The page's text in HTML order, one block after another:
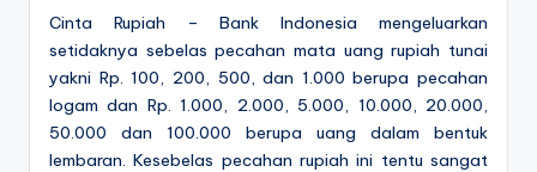
Cinta Rupiah – Bank Indonesia mengeluarkan
setidaknya sebelas pecahan mata uang rupiah tunai
yakni Rp. 100, 200, 500, dan 1.000 berupa pecahan
logam dan Rp. 1.000, 2.000, 5.000, 10.000, 20.000,
50.000 dan 100.000 berupa uang dalam bentuk
lembaran. Kesebelas pecahan rupiah ini tentu sangat